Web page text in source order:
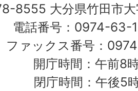
8555 大分県竹田市
電話番号：0974-63-
ファックス番号：
開庁時間：午前8
閉庁時間：午後5